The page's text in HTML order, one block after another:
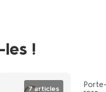
!
7 articles